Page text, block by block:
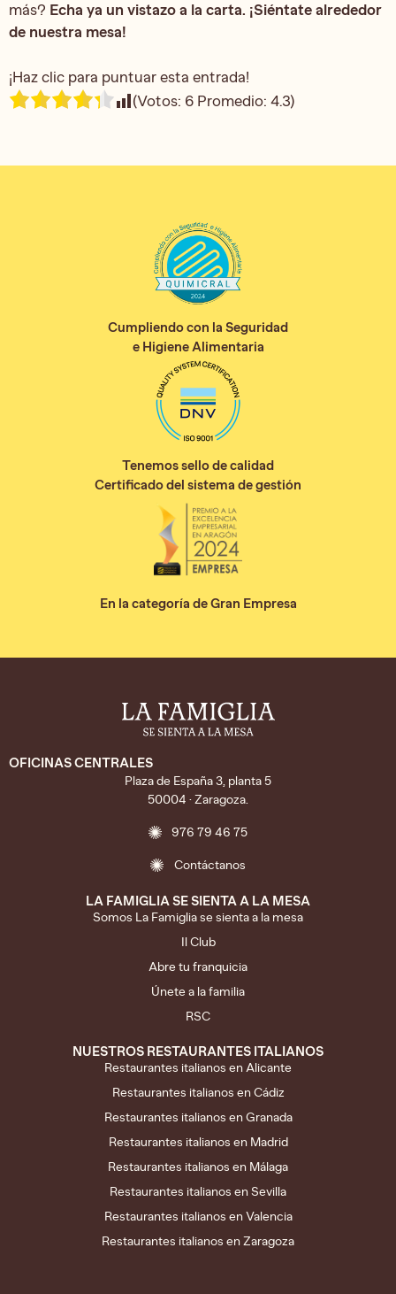
más? Echa ya un vistazo a la carta. ¡Siéntate alrededor
de nuestra mesa!
¡Haz clic para puntuar esta entrada!
(Votos: 6 Promedio: 4.3)
Cumpliendo con la Seguridad
e Higiene Alimentaria
Tenemos sello de calidad
Certificado del sistema de gestión
En la categoría de Gran Empresa
OFICINAS CENTRALES
Plaza de España 3, planta 5
50004 · Zaragoza.
976 79 46 75
Contáctanos
LA FAMIGLIA SE SIENTA A LA MESA
Somos La Famiglia se sienta a la mesa
Il Club
Abre tu franquicia
Únete a la familia
RSC
NUESTROS RESTAURANTES ITALIANOS
Restaurantes italianos en Alicante
Restaurantes italianos en Cádiz
Restaurantes italianos en Granada
Restaurantes italianos en Madrid
Restaurantes italianos en Málaga
Restaurantes italianos en Sevilla
Restaurantes italianos en Valencia
Restaurantes italianos en Zaragoza